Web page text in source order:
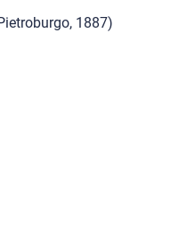
1887)